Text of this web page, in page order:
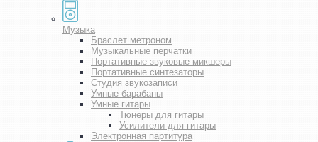
Музыка
Браслет метроном
Музыкальные перчатки
Портативные звуковые микшеры
Портативные синтезаторы
Студия звукозаписи
Умные барабаны
Умные гитары
Тюнеры для гитары
Усилители для гитары
Электронная партитура